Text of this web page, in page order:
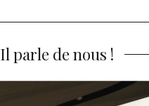
Il parle de nous !